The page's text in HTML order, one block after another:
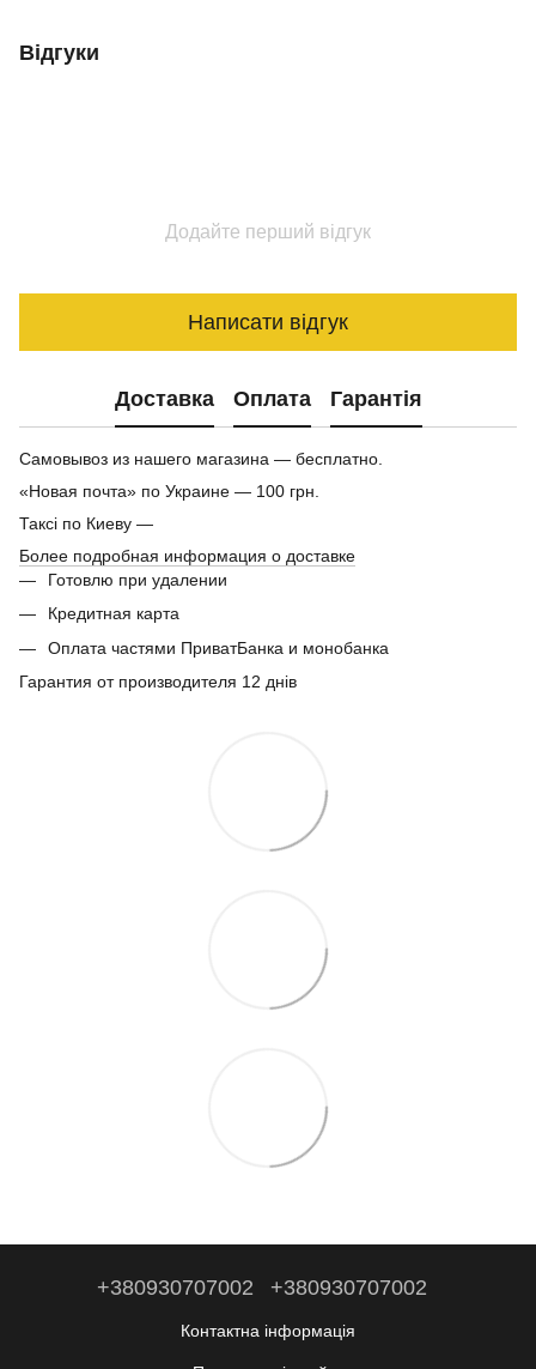
Відгуки
Додайте перший відгук
Написати відгук
Доставка Оплата Гарантія
Самовывоз из нашего магазина — бесплатно.
«Новая почта» по Украине — 100 грн.
Таксі по Киеву —
Более подробная информация о доставке
Готовлю при удалении
Кредитная карта
Оплата частями ПриватБанка и монобанка
Гарантия от производителя 12 днів
+380930707002 +380930707002
Контактна інформація